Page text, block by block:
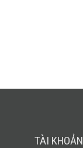
TÀI KHOẢN